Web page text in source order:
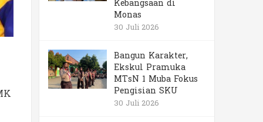
Kebangsaan di
Monas
30 Juli 2026
Bangun Karakter,
Ekskul Pramuka
MTsN 1 Muba Fokus
Pengisian SKU
30 Juli 2026